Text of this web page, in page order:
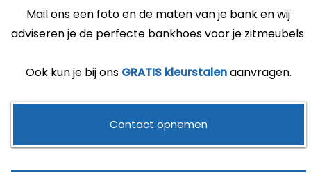
gekozen
worden
de
Mail ons een foto en de maten van je bank en wij
adviseren je de perfecte bankhoes voor je zitmeubels.
Ook kun je bij ons GRATIS kleurstalenaanvragen.
Contact opnemen